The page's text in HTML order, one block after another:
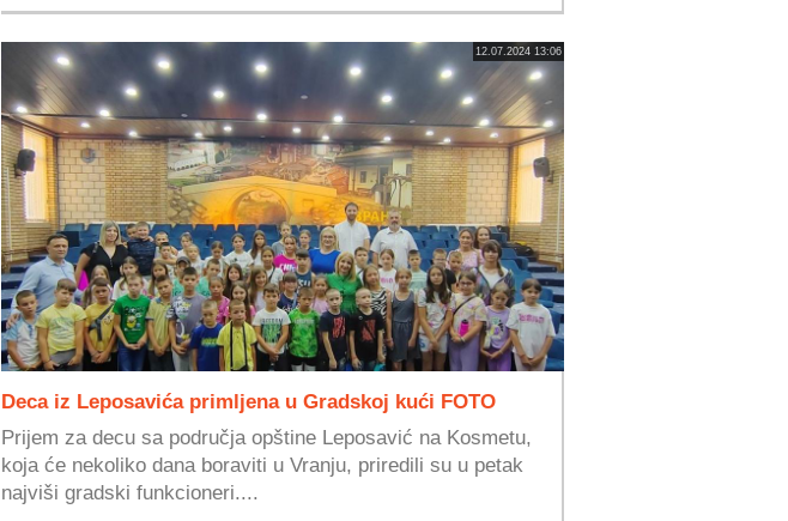
12.07.2024 13:06
Deca iz Leposavića primljena u Gradskoj kući FOTO
Prijem za decu sa područja opštine Leposavić na Kosmetu,
koja će nekoliko dana boraviti u Vranju, priredili su u petak
najviši gradski funkcioneri....